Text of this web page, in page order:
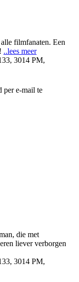
filmfanaten. Een
..lees meer
3014 PM,
per e-mail te
die met
liever verborgen
3014 PM,